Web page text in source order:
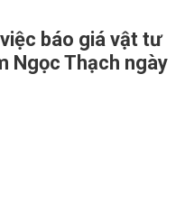
báo giá vật tư
Ngọc Thạch ngày